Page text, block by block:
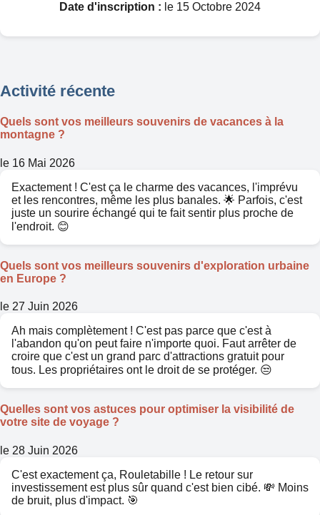
Date d'inscription : le 15 Octobre 2024
Activité récente
Quels sont vos meilleurs souvenirs de vacances à la
montagne ?
le 16 Mai 2026
Exactement ! C'est ça le charme des vacances, l'imprévu
et les rencontres, même les plus banales. 🌟 Parfois, c'est
juste un sourire échangé qui te fait sentir plus proche de
l'endroit. 😊
Quels sont vos meilleurs souvenirs d'exploration urbaine
en Europe ?
le 27 Juin 2026
Ah mais complètement ! C'est pas parce que c'est à
l'abandon qu'on peut faire n'importe quoi. Faut arrêter de
croire que c'est un grand parc d'attractions gratuit pour
tous. Les propriétaires ont le droit de se protéger. 😒
Quelles sont vos astuces pour optimiser la visibilité de
votre site de voyage ?
le 28 Juin 2026
C'est exactement ça, Rouletabille ! Le retour sur
investissement est plus sûr quand c'est bien cibé. 💸 Moins
de bruit, plus d'impact. 🎯